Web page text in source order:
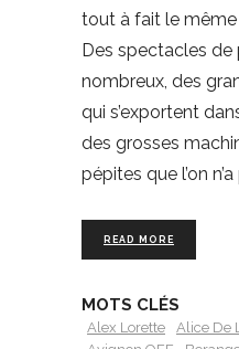
tout à fait le
Des spectacles de
nombreux, des
qui s’exportent
des grosses
pépites que l’on
READ MORE
MOTS CLÉS
Alex Lorette Alice De